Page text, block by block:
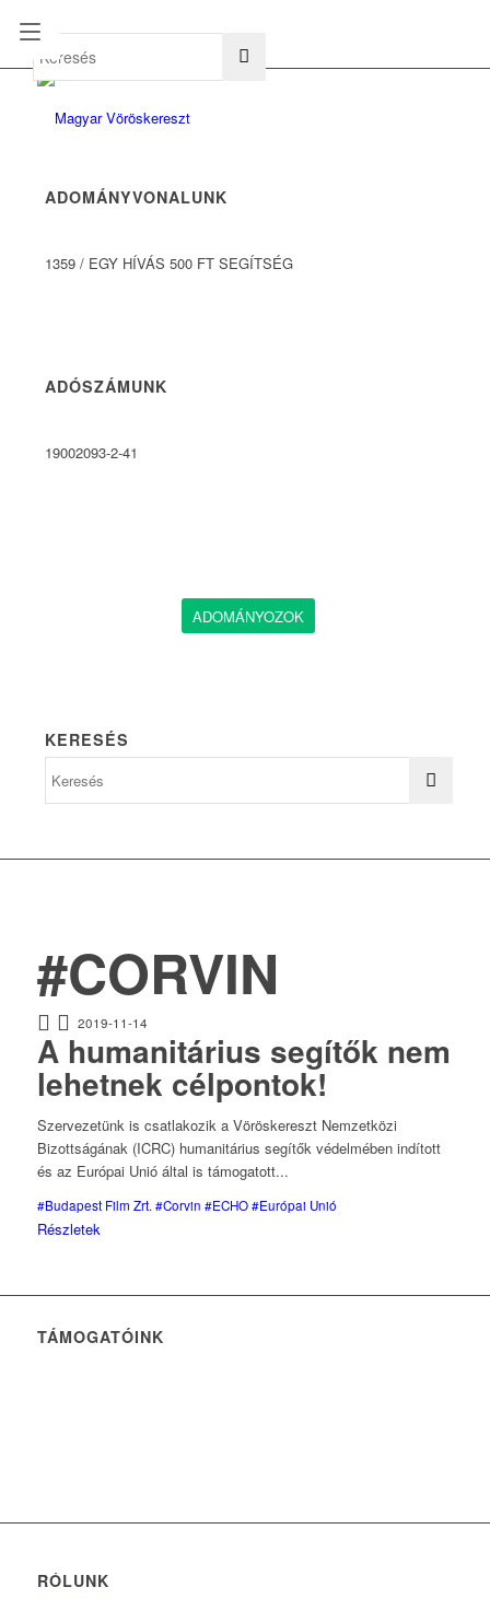
ADOMÁNYVONALUNK
1359 / EGY HÍVÁS 500 FT SEGÍTSÉG
ADÓSZÁMUNK
19002093-2-41
ADOMÁNYOZOK
KERESÉS
#CORVIN
2019-11-14
A humanitárius segítők nem
lehetnek célpontok!
Szervezetünk is csatlakozik a Vöröskereszt Nemzetközi
Bizottságának (ICRC) humanitárius segítők védelmében indított
és az Európai Unió által is támogatott...
#Budapest Film Zrt. #Corvin #ECHO #Európai Unió
Részletek
TÁMOGATÓINK
RÓLUNK